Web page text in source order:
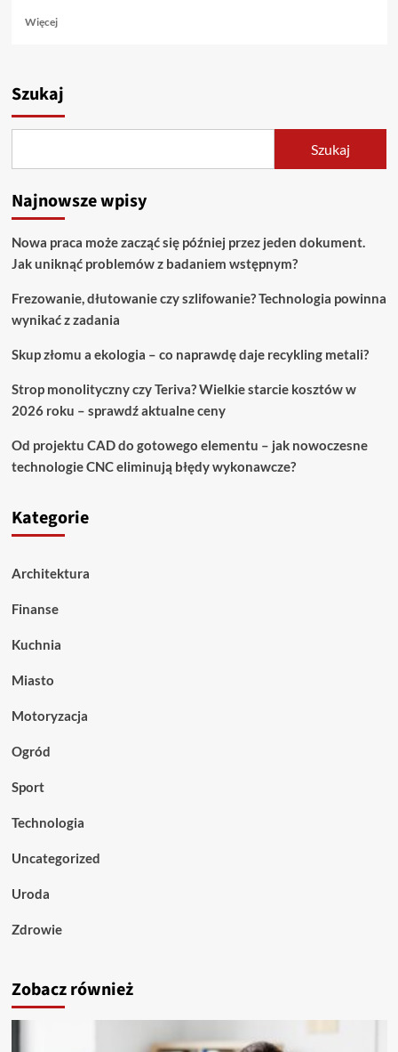
WięcejDowiedz
Najnowsze
trendy
w
na
rok
Szukaj
Szukaj
Najnowsze wpisy
Nowa praca może zacząć się później przez jeden dokument.
Jak uniknąć problemów z badaniem wstępnym?
Frezowanie, dłutowanie czy szlifowanie? Technologia powinna
wynikać z zadania
Skup złomu a ekologia – co naprawdę daje recykling metali?
Strop monolityczny czy Teriva? Wielkie starcie kosztów w
2026 roku – sprawdź aktualne ceny
Od projektu CAD do gotowego elementu – jak nowoczesne
technologie CNC eliminują błędy wykonawcze?
Kategorie
Architektura
Finanse
Kuchnia
Miasto
Motoryzacja
Ogród
Sport
Technologia
Uncategorized
Uroda
Zdrowie
Zobacz również